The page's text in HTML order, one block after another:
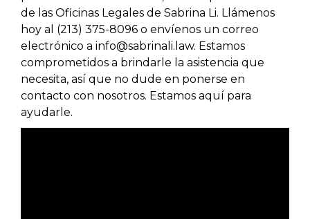
de las Oficinas Legales de Sabrina Li. Llámenos
hoy al (213) 375-8096 o envíenos un correo
electrónico a info@sabrinali.law. Estamos
comprometidos a brindarle la asistencia que
necesita, así que no dude en ponerse en
contacto con nosotros. Estamos aquí para
ayudarle.